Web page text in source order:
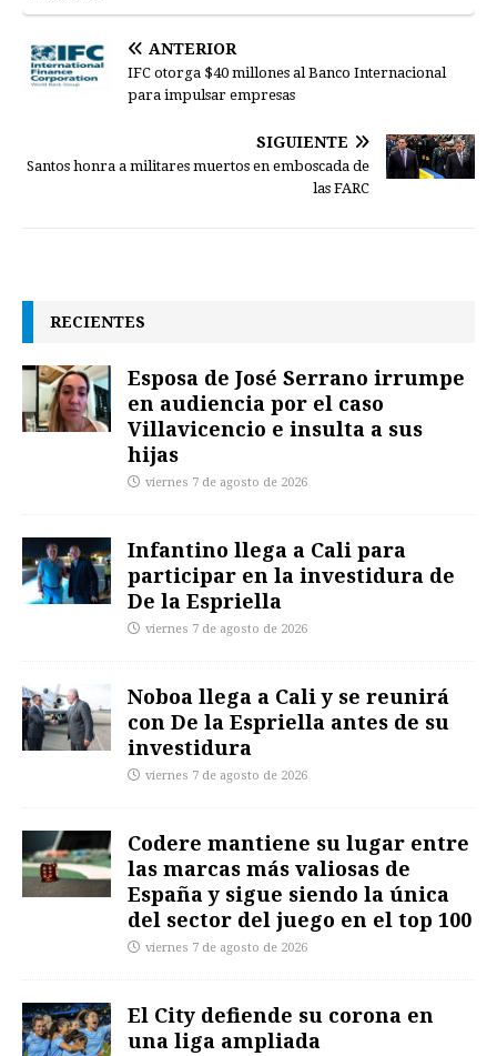
ANTERIOR
IFC otorga $40 millones al Banco Internacional
para impulsar empresas
SIGUIENTE
Santos honra a militares muertos en emboscada de
las FARC
RECIENTES
Esposa de José Serrano irrumpe
en audiencia por el caso
Villavicencio e insulta a sus
hijas
viernes 7 de agosto de 2026
Infantino llega a Cali para
participar en la investidura de
De la Espriella
viernes 7 de agosto de 2026
Noboa llega a Cali y se reunirá
con De la Espriella antes de su
investidura
viernes 7 de agosto de 2026
Codere mantiene su lugar entre
las marcas más valiosas de
España y sigue siendo la única
del sector del juego en el top 100
viernes 7 de agosto de 2026
El City defiende su corona en
una liga ampliada